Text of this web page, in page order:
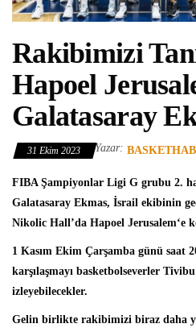
Rakibimizi
Hapoel
Galatasaray
31 Ekim 2023 Yazar:
FIBA Şampiyonlar Ligi G grubu 2.
Galatasaray Ekmas, İsrail ekibinin
Nikolic Hall’da Hapoel Jerusalem‘e
1 Kasım Ekim Çarşamba günü saat
karşılaşmayı basketbolseverler
izleyebilecekler.
Gelin birlikte rakibimizi biraz daha